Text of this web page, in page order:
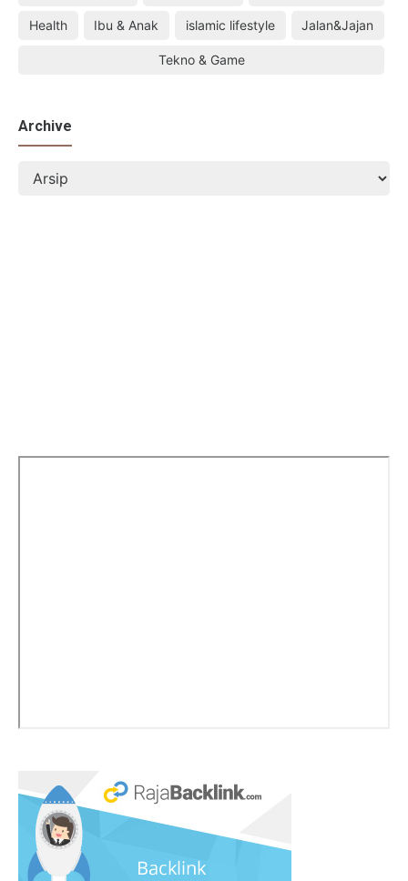
Health Ibu & Anak islamic lifestyle Jalan&Jajan
Tekno & Game
Archive